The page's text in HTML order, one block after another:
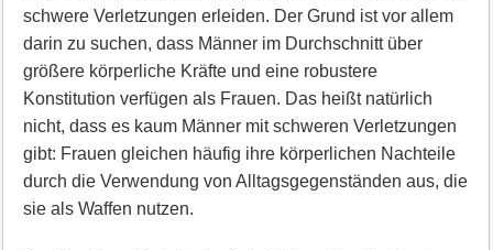
schwere Verletzungen erleiden. Der Grund ist vor allem
darin zu suchen, dass Männer im Durchschnitt über
größere körperliche Kräfte und eine robustere
Konstitution verfügen als Frauen. Das heißt natürlich
nicht, dass es kaum Männer mit schweren Verletzungen
gibt: Frauen gleichen häufig ihre körperlichen Nachteile
durch die Verwendung von Alltagsgegenständen aus, die
sie als Waffen nutzen.